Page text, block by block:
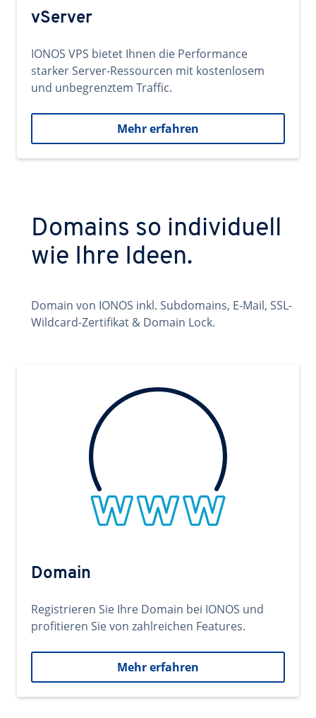
vServer
IONOS VPS bietet Ihnen die Performance
starker Server-Ressourcen mit kostenlosem
und unbegrenztem Traffic.
Mehr erfahren
Domains so individuell
wie Ihre Ideen.
Domain von IONOS inkl. Subdomains, E-Mail, SSL-
Wildcard-Zertifikat & Domain Lock.
Domain
Registrieren Sie Ihre Domain bei IONOS und
profitieren Sie von zahlreichen Features.
Mehr erfahren